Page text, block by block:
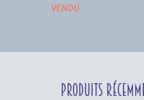
VENDU
Produits